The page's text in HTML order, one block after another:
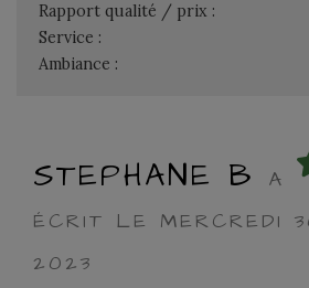
Rapport qualité / prix :
Service :
Ambiance :
STEPHANE B
A
ÉCRIT LE MERCREDI
2023